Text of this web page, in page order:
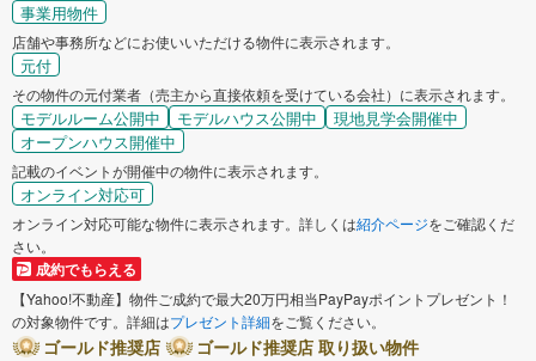
事業用物件
店舗や事務所などにお使いいただける物件に表示されます。
元付
その物件の元付業者（売主から直接依頼を受けている会社）に表示されます。
モデルルーム公開中 モデルハウス公開中
現地見学会開催中
オープンハウス開催中
記載のイベントが開催中の物件に表示されます。
オンライン対応可
オンライン対応可能な物件に表示されます。詳しくは紹介ページをご確認くだ
さい。
成約でもらえる
【Yahoo!不動産】物件ご成約で最大20万円相当PayPayポイントプレゼント！
の対象物件です。詳細はプレゼント詳細をご覧ください。
ゴールド推奨店
ゴールド推奨店 取り扱い物件